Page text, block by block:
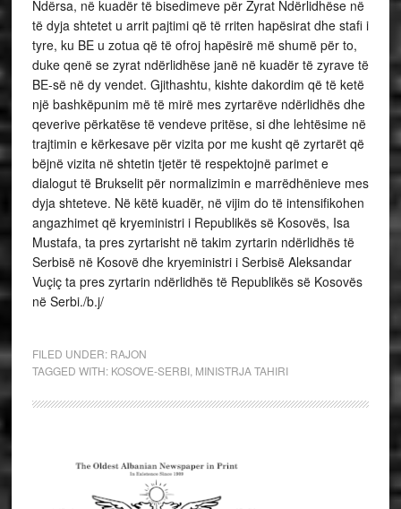
Ndërsa, në kuadër të bisedimeve për Zyrat Ndërlidhëse në
të dyja shtetet u arrit pajtimi që të rriten hapësirat dhe stafi i
tyre, ku BE u zotua që të ofroj hapësirë më shumë për to,
duke qenë se zyrat ndërlidhëse janë në kuadër të zyrave të
BE-së në dy vendet. Gjithashtu, kishte dakordim që të ketë
një bashkëpunim më të mirë mes zyrtarëve ndërlidhës dhe
qeverive përkatëse të vendeve pritëse, si dhe lehtësime në
trajtimin e kërkesave për vizita por me kusht që zyrtarët që
bëjnë vizita në shtetin tjetër të respektojnë parimet e
dialogut të Brukselit për normalizimin e marrëdhënieve mes
dyja shteteve. Në këtë kuadër, në vijim do të intensifikohen
angazhimet që kryeministri i Republikës së Kosovës, Isa
Mustafa, ta pres zyrtarisht në takim zyrtarin ndërlidhës të
Serbisë në Kosovë dhe kryeministri i Serbisë Aleksandar
Vuçiç ta pres zyrtarin ndërlidhës të Republikës së Kosovës
në Serbi./b.j/
FILED UNDER: RAJON
TAGGED WITH: KOSOVE-SERBI, MINISTRJA TAHIRI